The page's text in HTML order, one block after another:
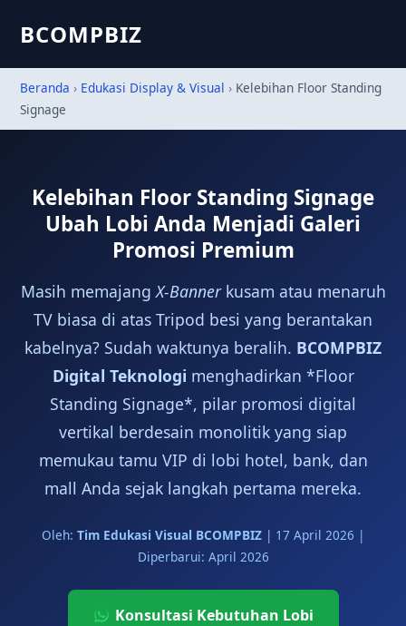
BCOMPBIZ
Beranda › Edukasi Display & Visual › Kelebihan Floor Standing
Signage
Kelebihan Floor Standing Signage
Ubah Lobi Anda Menjadi Galeri
Promosi Premium
Masih memajangX-Bannerkusam atau menaruh
TV biasa di atas Tripod besi yang berantakan
kabelnya? Sudah waktunya beralih. BCOMPBIZ
Digital Teknologi menghadirkan *Floor
Standing Signage*, pilar promosi digital
vertikal berdesain monolitik yang siap
memukau tamu VIP di lobi hotel, bank, dan
mall Anda sejak langkah pertama mereka.
Oleh: Tim Edukasi Visual BCOMPBIZ | 17 April 2026 |
Diperbarui: April 2026
Konsultasi Kebutuhan Lobi